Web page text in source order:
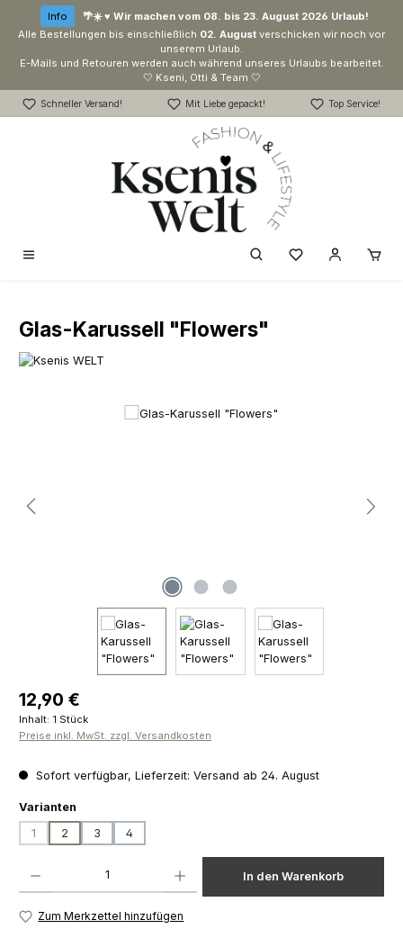
Zum Hauptinhalt springen
Info
🌴☀️ ♥ Wir machen vom 08. bis 23. August 2026 Urlaub!
Alle Bestellungen bis einschließlich 02. August verschicken wir noch vor
unserem Urlaub.
E-Mails und Retouren werden auch während unseres Urlaubs bearbeitet.
🤍 Kseni, Otti & Team 🤍
Schneller Versand! Mit Liebe gepackt! Top Service!
Du hast 0
Glas-Karussell "Flowers"
Bildergalerie überspringen
Regulärer Preis:
12,90 €
Inhalt: 1 Stück
Preise inkl. MwSt. zzgl. Versandkosten
Sofort verfügbar, Lieferzeit: Versand ab 24. August
Varianten
1
(Diese Option ist zurzeit nicht verfügbar.)
2 3 4
In den Warenkorb
Zum Merkzettel hinzufügen